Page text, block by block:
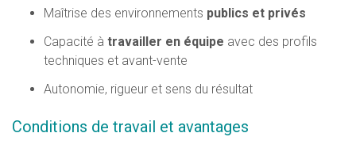
Maîtrise des environnements publics et privés
Capacité à travailler en équipe avec des profils
techniques et avant-vente
Autonomie, rigueur et sens du résultat
Conditions de travail et avantages